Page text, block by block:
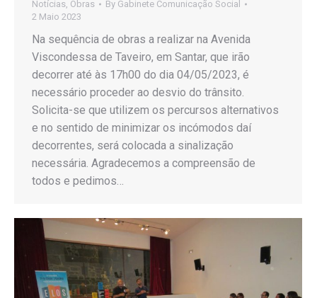
Notícias, Obras By Gabinete Comunicação Social
2 Maio 2023
Na sequência de obras a realizar na Avenida
Viscondessa de Taveiro, em Santar, que irão
decorrer até às 17h00 do dia 04/05/2023, é
necessário proceder ao desvio do trânsito.
Solicita-se que utilizem os percursos alternativos
e no sentido de minimizar os incómodos daí
decorrentes, será colocada a sinalização
necessária. Agradecemos a compreensão de
todos e pedimos…